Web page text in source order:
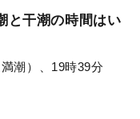
と干潮の時間はい
潮）、19時39分